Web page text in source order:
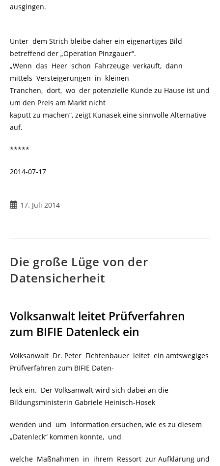
ausgingen.
Unter dem Strich bleibe daher ein eigenartiges Bild
betreffend der „Operation Pinzgauer“.
„Wenn das Heer schon Fahrzeuge verkauft, dann
mittels Versteigerungen in kleinen
Tranchen, dort, wo der potenzielle Kunde zu Hause ist und
um den Preis am Markt nicht
kaputt zu machen“, zeigt Kunasek eine sinnvolle Alternative
auf.
*****
2014-07-17
17. Juli 2014
Die große Lüge von der
Datensicherheit
Volksanwalt leitet Prüfverfahren
zum BIFIE Datenleck ein
Volksanwalt Dr. Peter Fichtenbauer leitet ein amtswegiges
Prüfverfahren zum BIFIE Daten-
leck ein. Der Volksanwalt wird sich dabei an die
Bildungsministerin Gabriele Heinisch-Hosek
wenden und um Information ersuchen, wie es zu diesem
„Datenleck“ kommen konnte, und
welche Maßnahmen in ihrem Ressort zur Aufklärung und